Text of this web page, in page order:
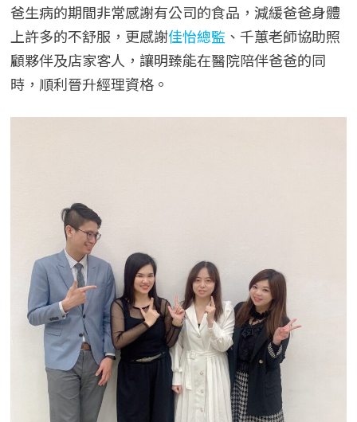
爸生病的期間非常感謝有公司的食品，減緩爸爸身體
上許多的不舒服，更感謝佳怡總監 、千蕙老師協助照
顧夥伴及店家客人，讓明臻能在醫院陪伴爸爸的同
時，順利晉升經理資格。